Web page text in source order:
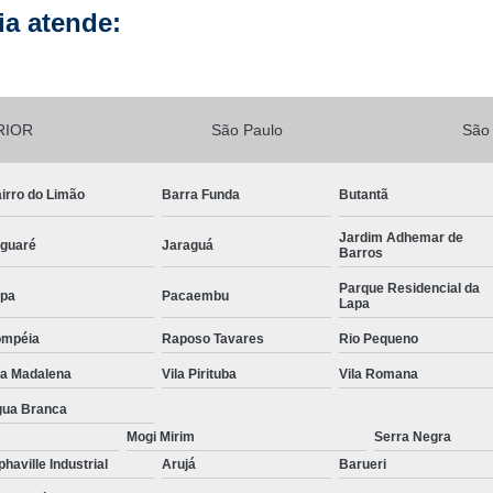
Limpeza de Fachada de
Limpeza de Fachada Predial
Limpeza Fachada
Limpeza
Limpeza de Loteamento
Limpeza de Terreno com Bobcat
Limpeza de Terreno Industrial
Limpeza de Terreno para
atende:
São Paulo
do Limão Barra Funda Butantã
Jaraguá
Jardim Adhemar de
Barros
Pacaembu
Parque Residencial da
Lapa
Raposo Tavares Rio Pequeno
Madalena Vila Pirituba Vila Romana
Branca
Mogi Mirim Serra Negra
Industrial Arujá Barueri